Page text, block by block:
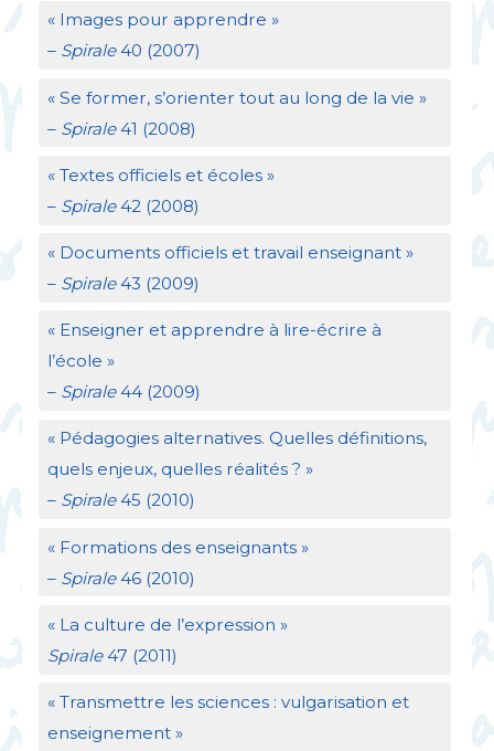
« Images pour apprendre »
– Spirale40 (2007)
« Se former, s’orienter tout au long de la vie »
– Spirale41 (2008)
« Textes officiels et écoles »
– Spirale42 (2008)
« Documents officiels et travail enseignant »
– Spirale43 (2009)
« Enseigner et apprendre à lire-écrire à
l’école »
– Spirale44 (2009)
« Pédagogies alternatives. Quelles définitions,
quels enjeux, quelles réalités ? »
– Spirale45 (2010)
« Formations des enseignants »
– Spirale46 (2010)
« La culture de l’expression »
Spirale47 (2011)
« Transmettre les sciences : vulgarisation et
enseignement »